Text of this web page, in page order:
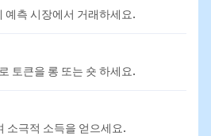
예측 시장에서 거래하세요.
토큰을 롱 또는 숏 하세요.
소극적 소득을 얻으세요.